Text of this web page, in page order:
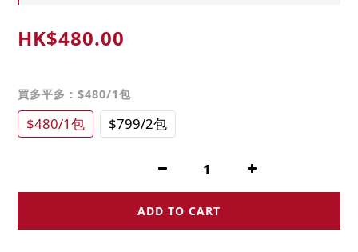
HK$480.00
買多平多 : $480/1包
$480/1包 $799/2包
ADD TO CART